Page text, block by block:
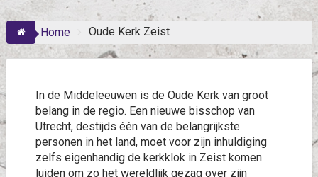
Home Oude Kerk Zeist
In de Middeleeuwen is de Oude Kerk van groot
belang in de regio. Een nieuwe bisschop van
Utrecht, destijds één van de belangrijkste
personen in het land, moet voor zijn inhuldiging
zelfs eigenhandig de kerkklok in Zeist komen
luiden om zo het wereldlijk gezag over zijn